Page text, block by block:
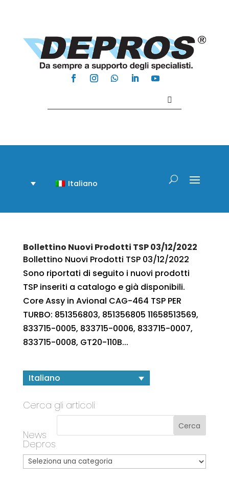
Italiano
Bollettino Nuovi Prodotti TSP 03/12/2022
Bollettino Nuovi Prodotti TSP 03/12/2022
Sono riportati di seguito i nuovi prodotti
TSP inseriti a catalogo e già disponibili.
Core Assy in Avional CAG-464 TSP PER
TURBO: 851356803, 851356805 11658513569,
833715-0005, 833715-0006, 833715-0007,
833715-0008, GT20-110B...
Italiano
Cerca gli articoli
News
Depros